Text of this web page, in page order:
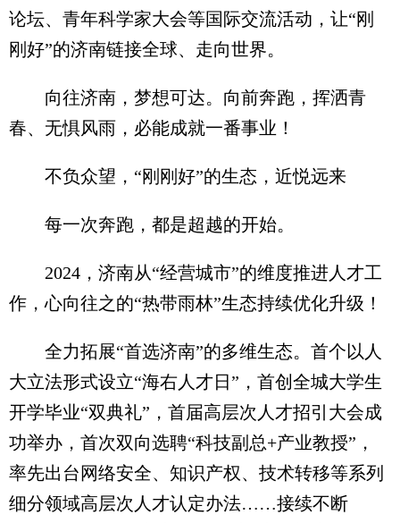
论坛、青年科学家大会等国际交流活动，让“刚
刚好”的济南链接全球、走向世界。
向往济南，梦想可达。向前奔跑，挥洒青
春、无惧风雨，必能成就一番事业！
不负众望，“刚刚好”的生态，近悦远来
每一次奔跑，都是超越的开始。
2024，济南从“经营城市”的维度推进人才工
作，心向往之的“热带雨林”生态持续优化升级！
全力拓展“首选济南”的多维生态。首个以人
大立法形式设立“海右人才日”，首创全城大学生
开学毕业“双典礼”，首届高层次人才招引大会成
功举办，首次双向选聘“科技副总+产业教授”，
率先出台网络安全、知识产权、技术转移等系列
细分领域高层次人才认定办法……接续不断